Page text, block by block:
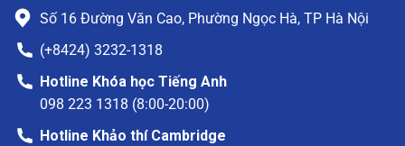
Số 16 Đường Văn Cao, Phường Ngọc Hà, TP Hà Nội
(+8424) 3232-1318
Hotline Khóa học Tiếng Anh
098 223 1318 (8:00-20:00)
Hotline Khảo thí Cambridge